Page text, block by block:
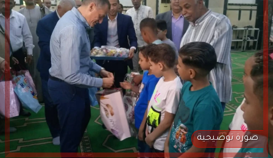
صورة توضيحية